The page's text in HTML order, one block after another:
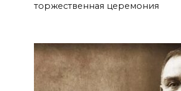
торжественная церемония